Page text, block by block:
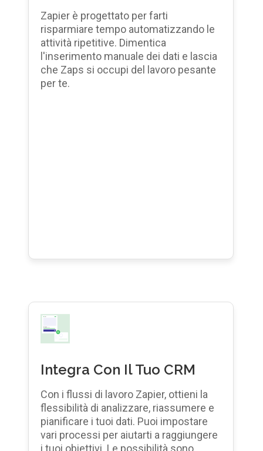
Zapier è progettato per farti
risparmiare tempo automatizzando le
attività ripetitive. Dimentica
l'inserimento manuale dei dati e lascia
che Zaps si occupi del lavoro pesante
per te.
Integra Con Il Tuo CRM
Con i flussi di lavoro Zapier, ottieni la
flessibilità di analizzare, riassumere e
pianificare i tuoi dati. Puoi impostare
vari processi per aiutarti a raggiungere
i tuoi obiettivi. Le possibilità sono